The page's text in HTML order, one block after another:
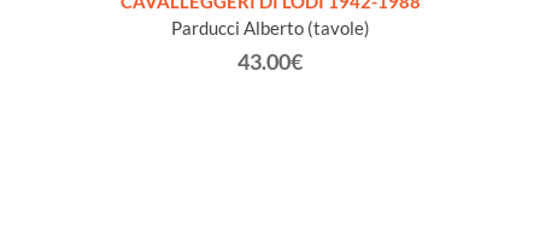
Parducci Alberto (tavole)
43.00€